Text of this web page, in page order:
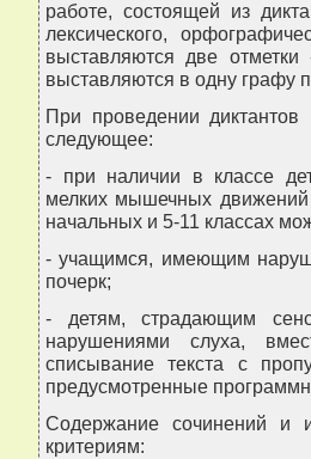
работе, состоящей из
лексического,
выставляются две
выставляются в одну графу
При проведении
следующее:
- при наличии в классе
мелких мышечных движений
начальных и 5-11 классах
- учащимся, имеющим
почерк;
- детям, страдающим
нарушениями слуха,
списывание текста с
предусмотренные
Содержание сочинений и
критериям: